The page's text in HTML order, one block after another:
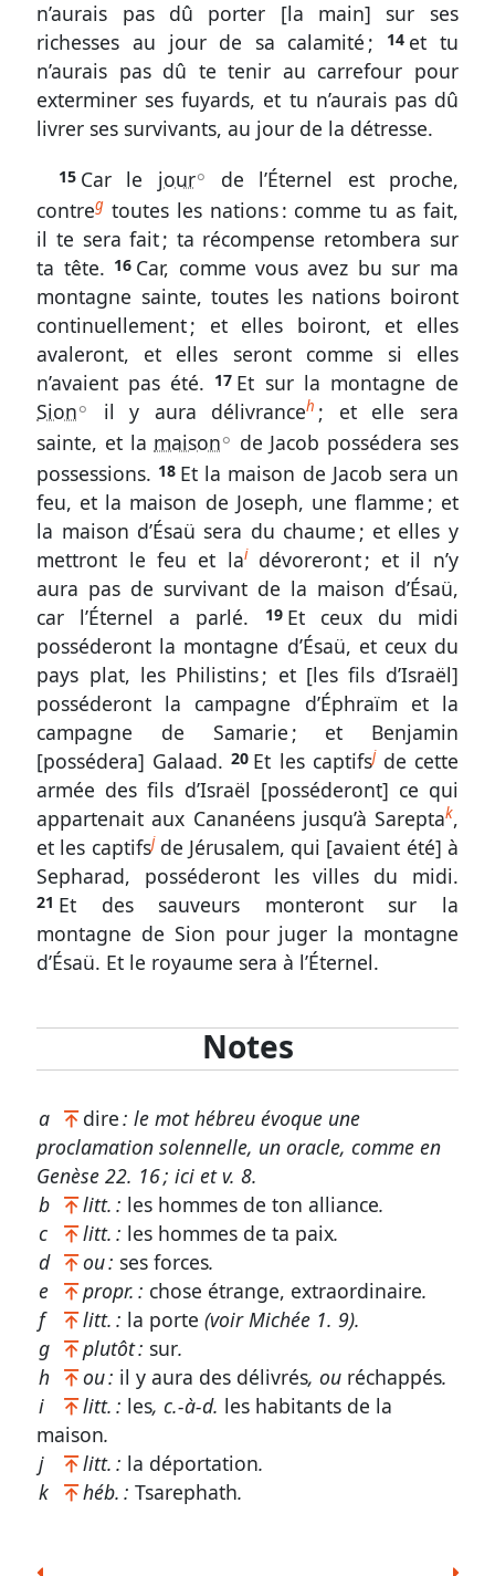
n’aurais pas dû porter [la main] sur ses
richesses au jour de sa calamité ;
14 et tu
n’aurais pas dû te tenir au carrefour pour
exterminer ses fuyards, et tu n’aurais pas dû
livrer ses survivants, au jour de la détresse.
15 Car le jourA
de l’Éternel est proche,
contreg toutes les nations : comme tu as fait,
il te sera fait ; ta récompense retombera sur
ta tête. 16 Car, comme vous avez bu sur ma
montagne sainte, toutes les nations boiront
continuellement ; et elles boiront, et elles
avaleront, et elles seront comme si elles
n’avaient pas été. 17 Et sur la montagne de
Sion A il y aura délivranceh ; et elle sera
sainte, et la maison A
de Jacob possédera ses
possessions. 18 Et la maison de Jacob sera un
feu, et la maison de Joseph, une flamme ; et
la maison d’Ésaü sera du chaume ; et elles y
mettront le feu et laidévoreront ; et il n’y
aura pas de survivant de la maison d’Ésaü,
car l’Éternel a parlé.
19 Et ceux du midi
posséderont la montagne d’Ésaü, et ceux du
pays plat, les Philistins ; et [les fils d’Israël]
posséderont la campagne d’Éphraïm et la
campagne de Samarie ; et Benjamin
[possédera] Galaad.20 Et les captifsjde cette
armée des fils d’Israël [posséderont] ce qui
appartenait aux Cananéens jusqu’à Sareptak,
et les captifsjde Jérusalem, qui [avaient été] à
Sepharad, posséderont les villes du midi.
21 Et des sauveurs monteront sur la
montagne de Sion pour juger la montagne
d’Ésaü. Et le royaume sera à l’Éternel.
Notes
a dire: le mot hébreu évoque une
proclamation solennelle, un oracle, comme en
Genèse 22. 16; ici etv. 8.
b
litt. : les hommes de ton alliance.
c
litt. : les hommes de ta paix.
d
ou : ses forces.
e
propr. : chose étrange, extraordinaire.
f
litt. : la porte (voirMichée 1. 9).
g
plutôt : sur.
h
ou : il y aura des délivrés, ou réchappés.
i
litt. : les, c.-à-d. les habitants de la
maison.
j
litt. : la déportation.
k
héb. :Tsarephath.
jour
de
l’Éternel
généraux
Glossaire
Signes
&
Abréviations
Écarts
de
numérotation
Autres
supports
Exemplaire
papier
Télécharger
Nous
contacter
Signaler
erreur
Participer
aux
coûts
site